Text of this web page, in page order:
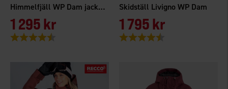
Himmelfjäll WP Dam jacka+byxa
1 295 kr
Betyg:
Skidställ Livigno WP Dam
1 795 kr
Betyg: